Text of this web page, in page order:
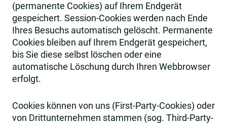
(permanente Cookies) auf Ihrem Endgerät
gespeichert. Session-Cookies werden nach Ende
Ihres Besuchs automatisch gelöscht. Permanente
Cookies bleiben auf Ihrem Endgerät gespeichert,
bis Sie diese selbst löschen oder eine
automatische Löschung durch Ihren Webbrowser
erfolgt.
Cookies können von uns (First-Party-Cookies) oder
von Drittunternehmen stammen (sog. Third-Party-